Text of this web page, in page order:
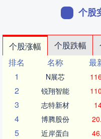
个股
个股涨幅 个股跌幅
排名
名称 最
1
N展芯
2 锐翔智能
3 志特新材
4 博腾股份
5 近岸蛋白